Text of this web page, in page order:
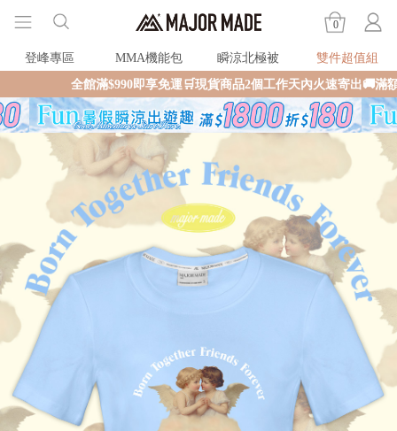
0
登峰專區 MMA機能包 瞬涼北極被
雙件超值組
全館滿$990即享免運🛒現貨商品2個工作天內火速寄出🚚滿額再送限